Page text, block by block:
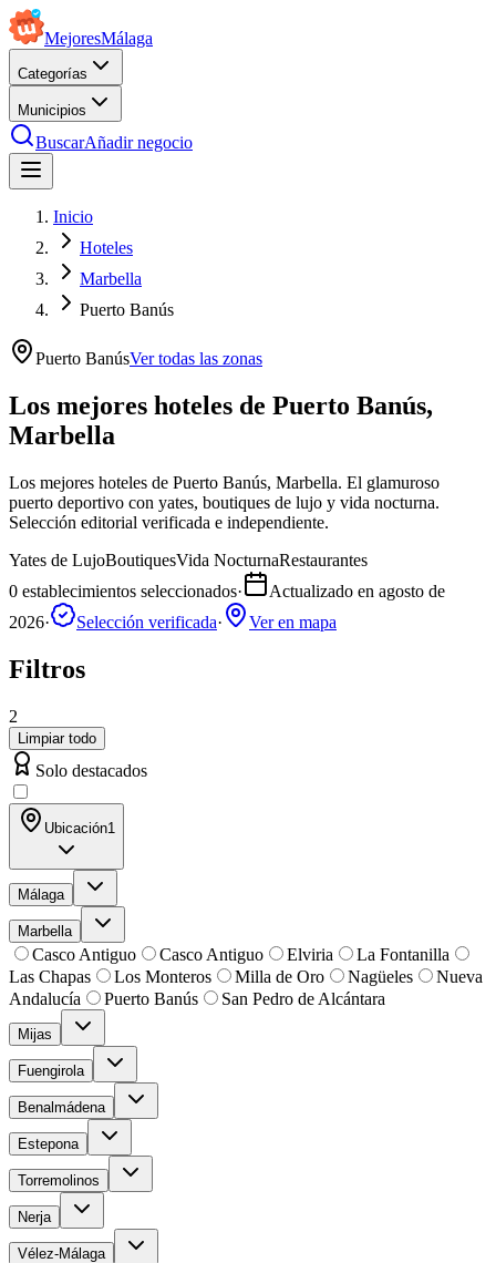
MejoresMálaga
Categorías
Municipios
BuscarAñadir negocio
Inicio
Hoteles
Marbella
Puerto Banús
Puerto BanúsVer todas las zonas
Los mejores hoteles de Puerto Banús,
Marbella
Los mejores hoteles de Puerto Banús, Marbella. El glamuroso
puerto deportivo con yates, boutiques de lujo y vida nocturna.
Selección editorial verificada e independiente.
Yates de LujoBoutiquesVida NocturnaRestaurantes
0 establecimientos seleccionados· Actualizado en agosto de
2026· Selección verificada· Ver en mapa
Filtros
2
Limpiar todo
Solo destacados
Ubicación1
Málaga
Marbella
Casco Antiguo Casco Antiguo Elviria
La Fontanilla
Las Chapas
Los Monteros Milla de Oro Nagüeles
Nueva
Andalucía
Puerto Banús San Pedro de Alcántara
Mijas
Fuengirola
Benalmádena
Estepona
Torremolinos
Nerja
Vélez-Málaga